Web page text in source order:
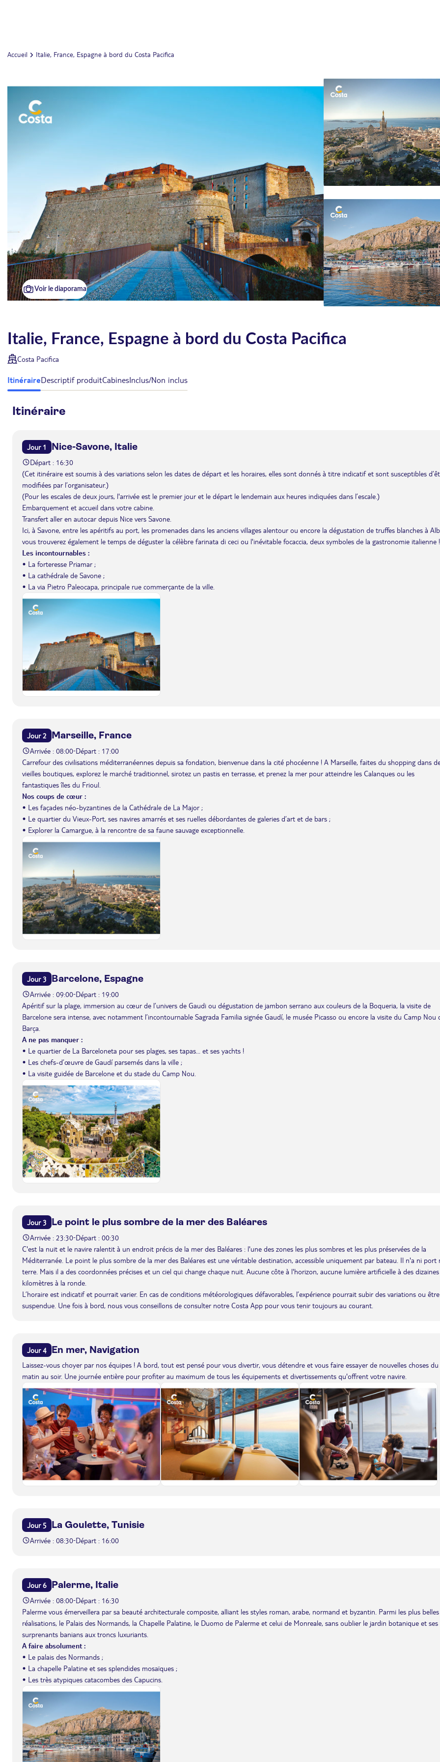
Accueil Italie, France, Espagne à bord du Costa Pacifica
Voir le diaporama
Italie, France, Espagne à bord du Costa Pacifica
Costa Pacifica
ItinéraireDescriptif produitCabinesInclus/Non inclus
Itinéraire
Jour 1 Nice-Savone, Italie
Départ : 16:30
(Cet itinéraire est soumis à des variations selon les dates de départ et les horaires, elles sont donnés à titre indicatif et sont susceptibles
modifiées par l’organisateur.)
(Pour les escales de deux jours, l'arrivée est le premier jour et le départ le lendemain aux heures indiquées dans l’escale.)
Embarquement et accueil dans votre cabine.
Transfert aller en autocar depuis Nice vers Savone.
Ici, à Savone, entre les apéritifs au port, les promenades dans les anciens villages alentour ou encore la dégustation de truffes blanches à
vous trouverez également le temps de déguster la célèbre farinata di ceci ou l'inévitable focaccia, deux symboles de la gastronomie italienne !
Les incontournables :
• La forteresse Priamar ;
• La cathédrale de Savone ;
• La via Pietro Paleocapa, principale rue commerçante de la ville.
Jour 2 Marseille, France
Arrivée : 08:00-Départ : 17:00
Carrefour des civilisations méditerranéennes depuis sa fondation, bienvenue dans la cité phocéenne ! A Marseille, faites du shopping dans
vieilles boutiques, explorez le marché traditionnel, sirotez un pastis en terrasse, et prenez la mer pour atteindre les Calanques ou les
fantastiques îles du Frioul.
Nos coups de cœur :
• Les façades néo-byzantines de la Cathédrale de La Major ;
• Le quartier du Vieux-Port, ses navires amarrés et ses ruelles débordantes de galeries d’art et de bars ;
• Explorer la Camargue, à la rencontre de sa faune sauvage exceptionnelle.
Jour 3 Barcelone, Espagne
Arrivée : 09:00-Départ : 19:00
Apéritif sur la plage, immersion au cœur de l’univers de Gaudi ou dégustation de jambon serrano aux couleurs de la Boqueria, la visite de
Barcelone sera intense, avec notamment l’incontournable Sagrada Familia signée Gaudí, le musée Picasso ou encore la visite du Camp Nou
Barça.
A ne pas manquer :
• Le quartier de La Barceloneta pour ses plages, ses tapas... et ses yachts !
• Les chefs-d’œuvre de Gaudí parsemés dans la ville ;
• La visite guidée de Barcelone et du stade du Camp Nou.
Jour 3 Le point le plus sombre de la mer des Baléares
Arrivée : 23:30-Départ : 00:30
C'est la nuit et le navire ralentit à un endroit précis de la mer des Baléares : l'une des zones les plus sombres et les plus préservées de la
Méditerranée. Le point le plus sombre de la mer des Baléares est une véritable destination, accessible uniquement par bateau. Il n'a ni port
terre. Mais il a des coordonnées précises et un ciel qui change chaque nuit. Aucune côte à l'horizon, aucune lumière artificielle à des
kilomètres à la ronde.
L’horaire est indicatif et pourrait varier. En cas de conditions météorologiques défavorables, l’expérience pourrait subir des variations ou être
suspendue. Une fois à bord, nous vous conseillons de consulter notre Costa App pour vous tenir toujours au courant.
Jour 4 En mer, Navigation
Laissez-vous choyer par nos équipes ! A bord, tout est pensé pour vous divertir, vous détendre et vous faire essayer de nouvelles choses du
matin au soir. Une journée entière pour profiter au maximum de tous les équipements et divertissements qu'offrent votre navire.
Jour 5 La Goulette, Tunisie
Arrivée : 08:30-Départ : 16:00
Jour 6 Palerme, Italie
Arrivée : 08:00-Départ : 16:30
Palerme vous émerveillera par sa beauté architecturale composite, alliant les styles roman, arabe, normand et byzantin. Parmi les plus belles
réalisations, le Palais des Normands, la Chapelle Palatine, le Duomo de Palerme et celui de Monreale, sans oublier le jardin botanique et ses
surprenants banians aux troncs luxuriants.
A faire absolument :
• Le palais des Normands ;
• La chapelle Palatine et ses splendides mosaïques ;
• Les très atypiques catacombes des Capucins.